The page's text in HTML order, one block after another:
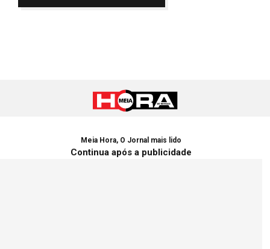
Meia Hora, O Jornal mais lido
Continua após a publicidade